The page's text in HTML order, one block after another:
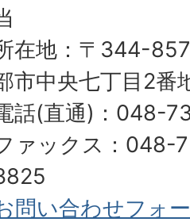
在地：〒344-
市中央七丁目2番
話(直通)：048-
ァックス：048-
問い合わせフォ